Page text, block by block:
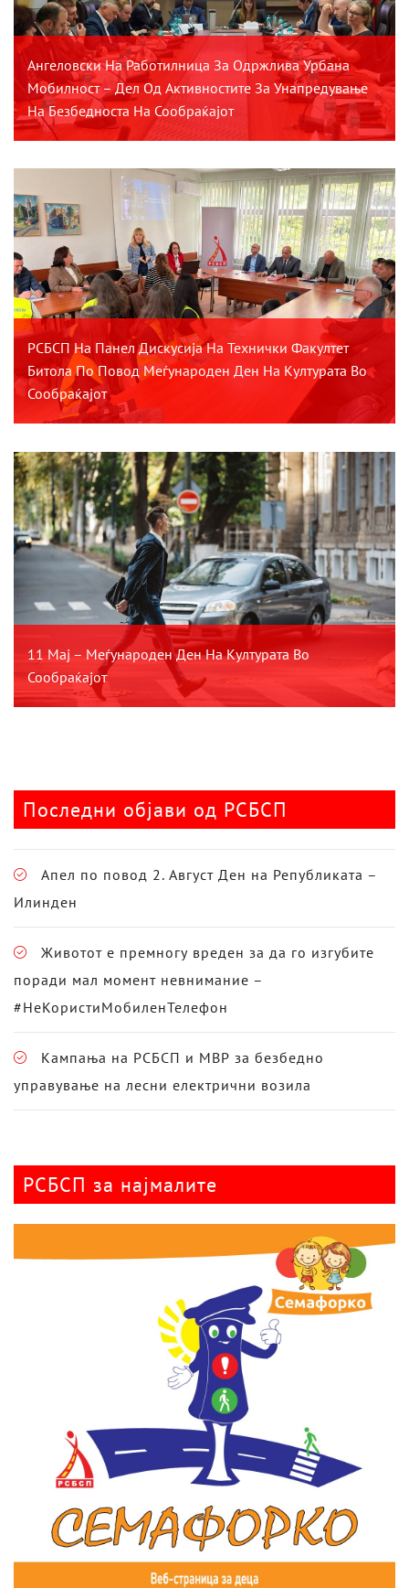
Ангеловски На Работилница За Одржлива Урбана
Мобилност – Дел Од Активностите За Унапредување
На Безбедноста На Сообраќајот
РСБСП На Панел Дискусија На Технички Факултет
Битола По Повод Меѓународен Ден На Културата Во
Сообраќајот
11 Мај – Меѓународен Ден На Културата Во
Сообраќајот
Последни објави од РСБСП
Апел по повод 2. Август Ден на Републиката –
Илинден
Животот е премногу вреден за да го изгубите
поради мал момент невнимание –
#НеКористиМобиленТелефон
Кампања на РСБСП и МВР за безбедно
управување на лесни електрични возила
РСБСП за најмалите